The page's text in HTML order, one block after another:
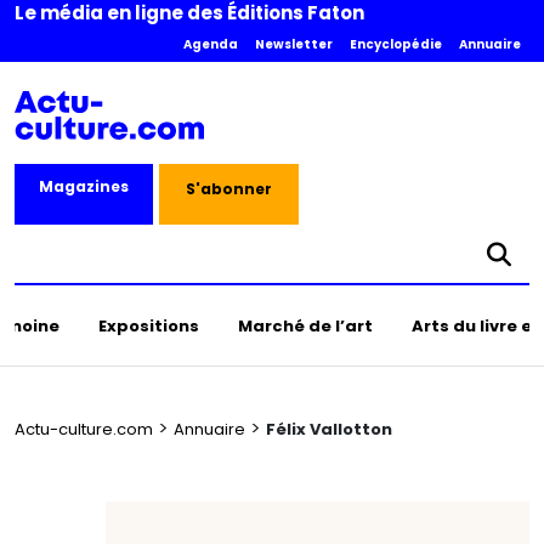
Le média en ligne des Éditions Faton
Agenda Newsletter Encyclopédie Annuaire
Magazines S'abonner
Expositions Marché de l’art Arts du livre
Actu-culture.com > Annuaire > Félix Vallotton